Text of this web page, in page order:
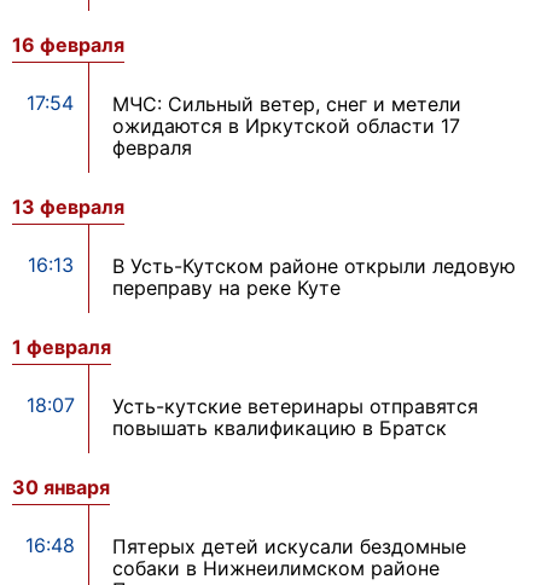
16 февраля
17:54
МЧС: Сильный ветер, снег и метели
ожидаются в Иркутской области 17
февраля
13 февраля
16:13
В Усть-Кутском районе открыли ледовую
переправу на реке Куте
1 февраля
18:07
Усть-кутские ветеринары отправятся
повышать квалификацию в Братск
30 января
16:48
Пятерых детей искусали бездомные
собаки в Нижнеилимском районе